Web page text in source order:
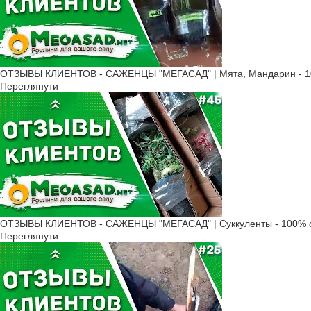
ОТЗЫВЫ КЛИЕНТОВ - САЖЕНЦЫ "МЕГАСАД" | Мята, Мандарин -
Переглянути
ОТЗЫВЫ КЛИЕНТОВ - САЖЕНЦЫ "МЕГАСАД" | Суккуленты - 100%
Переглянути